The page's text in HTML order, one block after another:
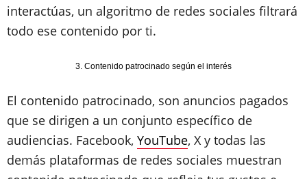
interactúas, un algoritmo de redes sociales filtrará
todo ese contenido por ti.
3. Contenido patrocinado según el interés
El contenido patrocinado, son anuncios pagados
que se dirigen a un conjunto específico de
audiencias. Facebook, YouTube, X y todas las
demás plataformas de redes sociales muestran